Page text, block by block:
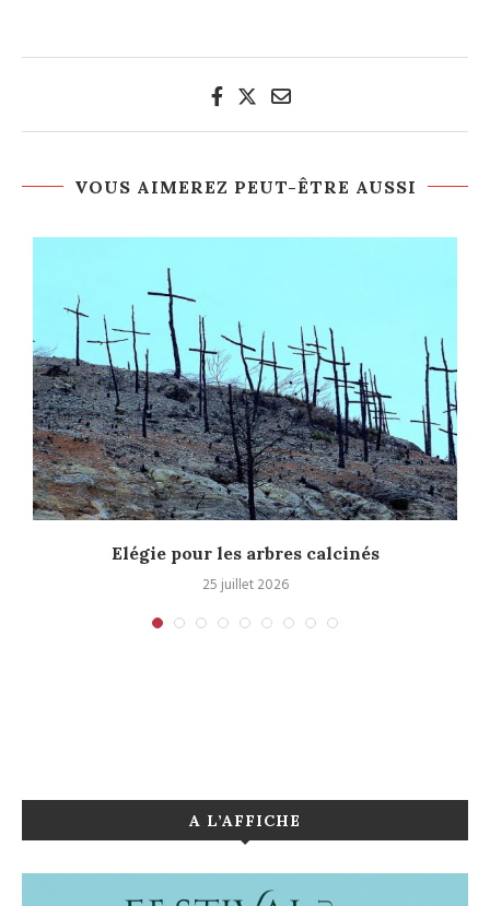
VOUS AIMEREZ PEUT-ÊTRE AUSSI
Elégie pour les arbres calcinés
25 juillet 2026
A L’AFFICHE